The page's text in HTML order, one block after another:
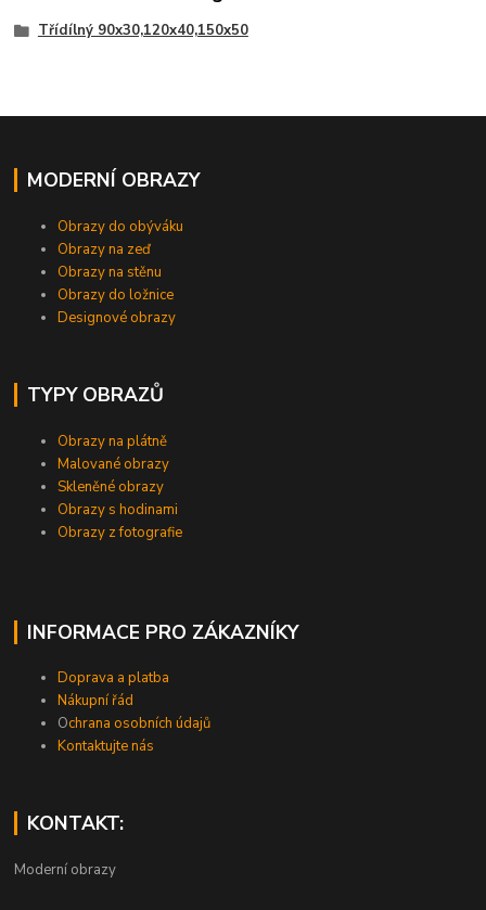
Třídílný 90x30,120x40,150x50
MODERNÍ OBRAZY
Obrazy do obýváku
Obrazy na zeď
Obrazy na stěnu
Obrazy do ložnice
Designové obrazy
TYPY OBRAZŮ
Obrazy na plátně
Malované obrazy
Skleněné obrazy
Obrazy s hodinami
Obrazy z fotografie
INFORMACE PRO ZÁKAZNÍKY
Doprava a platba
Nákupní řád
Ochrana osobních údajů
Kontaktujte nás
KONTAKT:
Moderní obrazy